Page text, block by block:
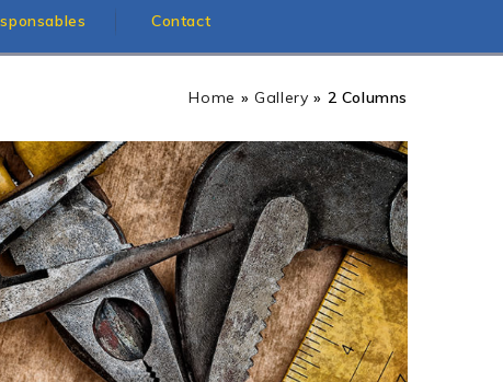
Contact
Home » Gallery » 2 Columns